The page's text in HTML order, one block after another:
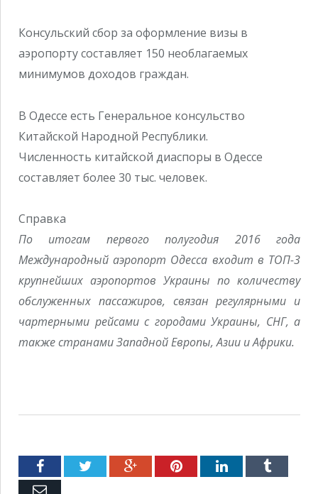
Консульский сбор за оформление визы в
аэропорту составляет 150 необлагаемых
минимумов доходов граждан.
В Одессе есть Генеральное консульство
Китайской Народной Республики.
Численность китайской диаспоры в Одессе
составляет более 30 тыс. человек.
Справка
По итогам первого полугодия 2016 года
Международный аэропорт Одесса входит в ТОП-3
крупнейших аэропортов Украины по количеству
обслуженных пассажиров, связан регулярными и
чартерными рейсами с городами Украины, СНГ, а
также странами Западной Европы, Азии и Африки.
FacebookTwitter Google+PinterestLinkedInTumblr
Емейл